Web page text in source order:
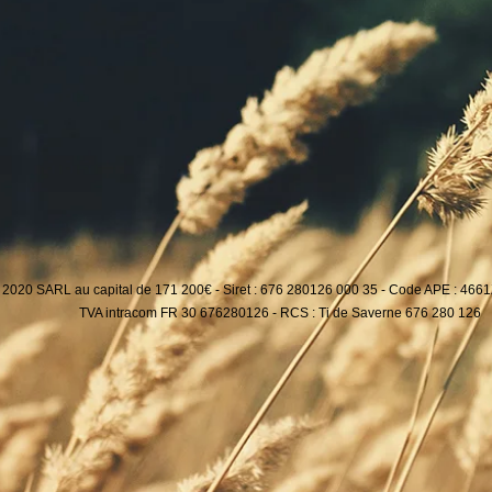
SARL au capital de 171 200€ - Siret : 676 280126 000 35 - Code APE :
TVA intracom FR 30 676280126 - RCS : Ti de Saverne 676 280 126